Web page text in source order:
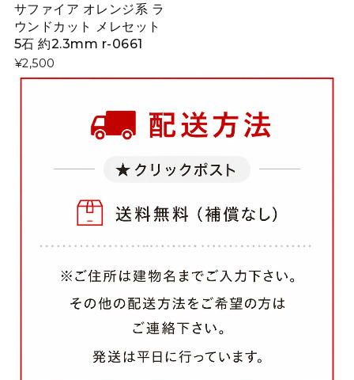
サファイア オレンジ系 ラ
ウンドカット メレセット
5石 約2.3mm r-0661
¥2,500